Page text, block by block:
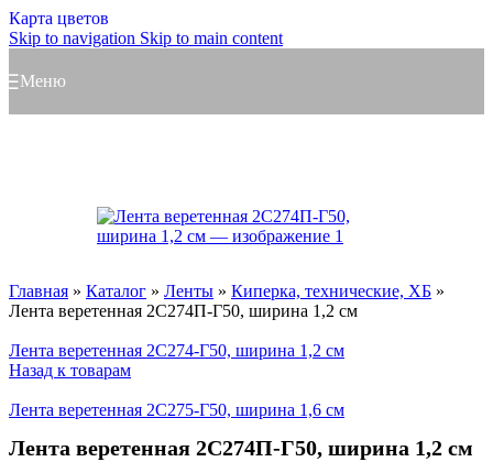
Карта цветов
Skip to navigation Skip to main content
Меню
Главная » Каталог » Ленты » Киперка, технические, ХБ »
Лента веретенная 2С274П-Г50, ширина 1,2 см
Лента веретенная 2С274-Г50, ширина 1,2 см
Назад к товарам
Лента веретенная 2С275-Г50, ширина 1,6 см
Лента веретенная 2С274П-Г50, ширина 1,2 см